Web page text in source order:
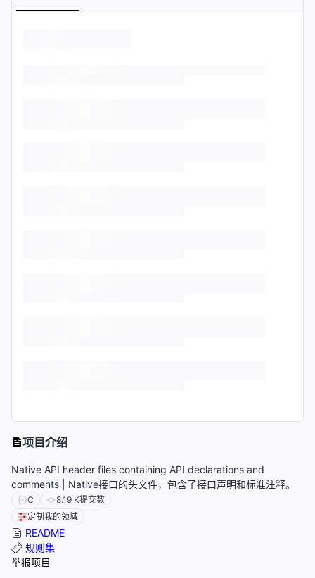
项目介绍
Native API header files containing API declarations and
comments | Native接口的头文件，包含了接口声明和标准注释。
C 8.19 K提交数
定制我的领域
README
规则集
举报项目